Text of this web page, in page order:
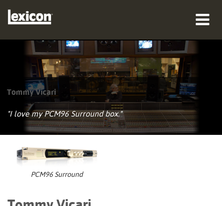
구매처
전문가
사례 연구
지원
Tommy Vicari
"I love my PCM96 Surround box."
PCM96 Surround